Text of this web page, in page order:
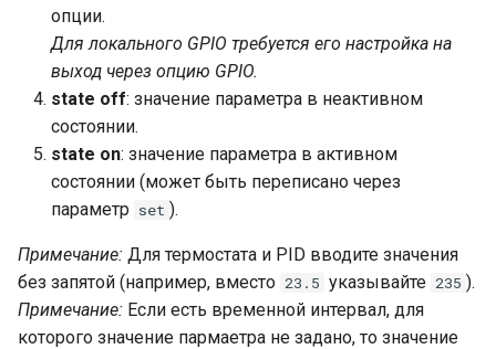
опции.
Для локального GPIO требуется его настройка на
выход через опцию GPIO.
state off: значение параметра в неактивном
состоянии.
state on: значение параметра в активном
состоянии (может быть переписано через
параметр set ).
Примечание: Для термостата и PID вводите значения
без запятой (например, вместо 23.5 указывайте 235 ).
Примечание: Если есть временной интервал, для
которого значение пармаетра не задано, то значение